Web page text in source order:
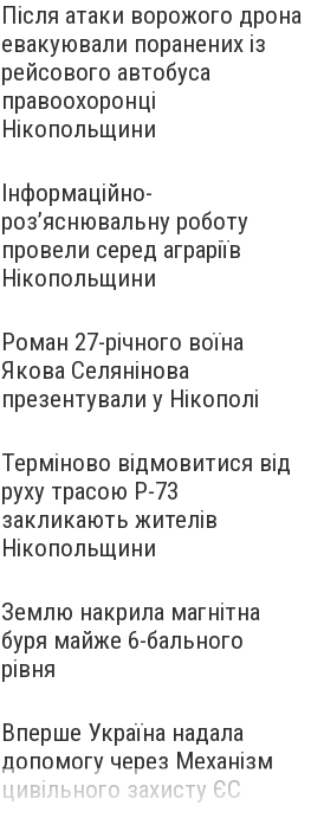
Після атаки ворожого дрона
евакуювали поранених із
рейсового автобуса
правоохоронці
Нікопольщини
Інформаційно-
роз’яснювальну роботу
провели серед аграріїв
Нікопольщини
Роман 27-річного воїна
Якова Селянінова
презентували у Нікополі
Терміново відмовитися від
руху трасою Р-73
закликають жителів
Нікопольщини
Землю накрила магнітна
буря майже 6-бального
рівня
Вперше Україна надала
допомогу через Механізм
цивільного захисту ЄС